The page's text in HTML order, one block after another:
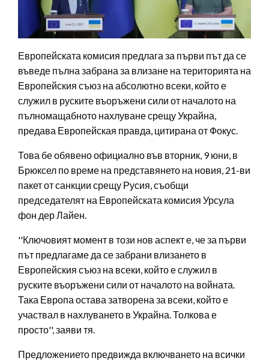
Европейската комисия предлага за първи път да се
въведе пълна забрана за влизане на територията на
Европейския съюз на абсолютно всеки, който е
служил в руските въоръжени сили от началото на
пълномащабното нахлуване срещу Украйна,
предава Европейская правда, цитирана от Фокус.
Това бе обявено официално във вторник, 9 юни, в
Брюксел по време на представянето на новия, 21-ви
пакет от санкции срещу Русия, съобщи
председателят на Европейската комисия Урсула
фон дер Лайен.
''Ключовият момент в този нов аспект е, че за първи
път предлагаме да се забрани влизането в
Европейския съюз на всеки, който е служил в
руските въоръжени сили от началото на войната.
Така Европа остава затворена за всеки, който е
участвал в нахлуването в Украйна. Толкова е
просто'', заяви тя.
Предложението предвижда включването на всички